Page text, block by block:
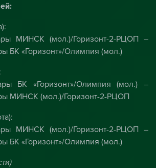
МИНСК (мол.)/Горизонт-2-РЦОП –
БК «Горизонт»/Олимпия (мол.)
БК «Горизонт»/Олимпия (мол.) –
МИНСК (мол.)/Горизонт-2-РЦОП
МИНСК (мол.)/Горизонт-2-РЦОП –
БК «Горизонт»/Олимпия (мол.)